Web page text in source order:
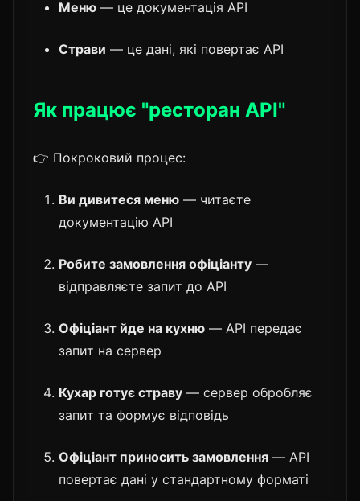
Меню — це документація API
Страви — це дані, які повертає API
Як працює "ресторан API"
👉 Покроковий процес:
Ви дивитеся меню — читаєте
документацію API
Робите замовлення офіціанту —
відправляєте запит до API
Офіціант йде на кухню — API передає
запит на сервер
Кухар готує страву — сервер обробляє
запит та формує відповідь
Офіціант приносить замовлення — API
повертає дані у стандартному форматі